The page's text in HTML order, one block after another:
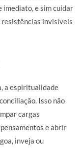
imediato, e sim cuidar
invisíveis
a espiritualidade
Isso não
cargas
e abrir
inveja ou